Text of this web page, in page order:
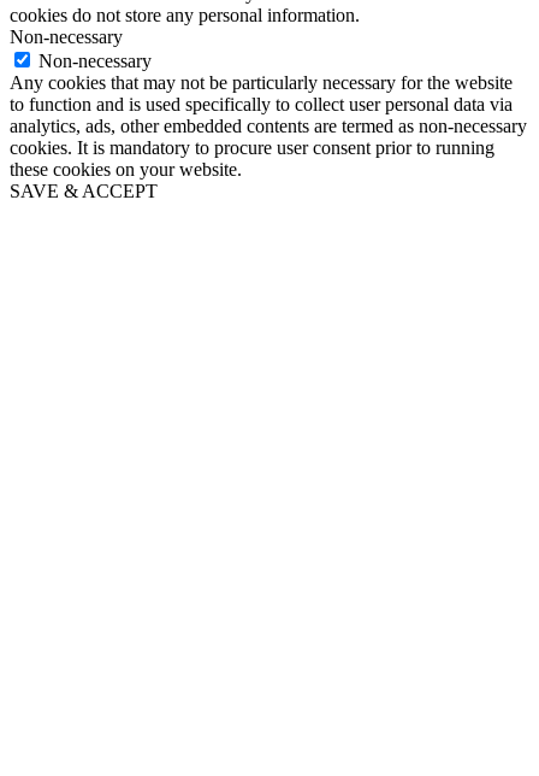
cookies do not store any personal information.
Non-necessary
Non-necessary
Any cookies that may not be particularly necessary for the website
to function and is used specifically to collect user personal data via
analytics, ads, other embedded contents are termed as non-necessary
cookies. It is mandatory to procure user consent prior to running
these cookies on your website.
SAVE & ACCEPT